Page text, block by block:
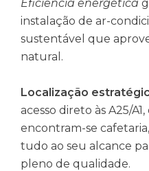
Eficiência energética
instalação de ar-
sustentável que
natural.
Localização
acesso direto às A25/
encontram-se
tudo ao seu alcance
pleno de qualidade.